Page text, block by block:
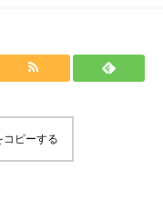
ピーする